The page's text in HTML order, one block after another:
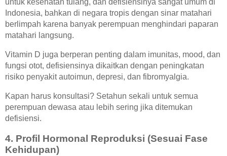
Indonesia, bahkan di negara tropis dengan sinar matahari
berlimpah karena banyak perempuan menghindari paparan
matahari langsung.
Vitamin D juga berperan penting dalam imunitas, mood, dan
fungsi otot, defisiensinya dikaitkan dengan peningkatan
risiko penyakit autoimun, depresi, dan fibromyalgia.
Kapan harus konsultasi? Setahun sekali untuk semua
perempuan dewasa atau lebih sering jika ditemukan
defisiensi.
4. Profil Hormonal Reproduksi (Sesuai Fase
Kehidupan)